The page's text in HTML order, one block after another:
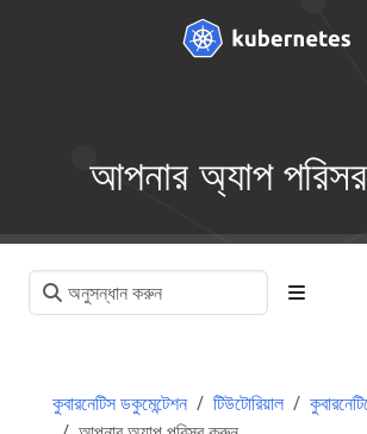
আপনার অ্যাপ
কুবারনেটিস ডকুমেন্টেশন টিউটোরিয়াল